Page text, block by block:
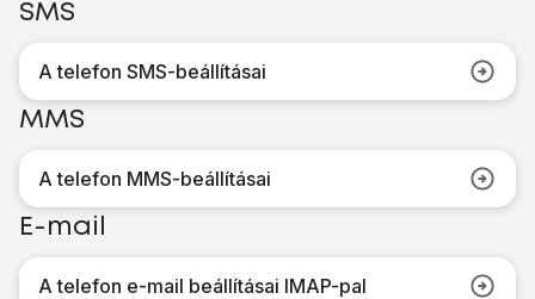
SMS
A telefon SMS-beállításai
MMS
A telefon MMS-beállításai
E-mail
A telefon e-mail beállításai IMAP-pal